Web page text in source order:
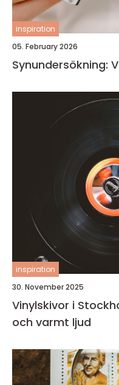
inspiration
05. February 2026
Synundersökning:
inspiration
30. November 2025
Vinylskivor i
och varmt ljud